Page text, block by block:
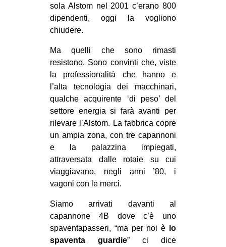
sola Alstom nel 2001 c’erano 800
dipendenti, oggi la vogliono
chiudere.
Ma quelli che sono rimasti
resistono. Sono convinti che, viste
la professionalità che hanno e
l’alta tecnologia dei macchinari,
qualche acquirente ‘di peso’ del
settore energia si farà avanti per
rilevare l’Alstom. La fabbrica copre
un ampia zona, con tre capannoni
e la palazzina impiegati,
attraversata dalle rotaie su cui
viaggiavano, negli anni ’80, i
vagoni con le merci.
Siamo arrivati davanti al
capannone 4B dove c’è uno
spaventapasseri, “ma per noi è
lo
spaventa guardie” ci dice